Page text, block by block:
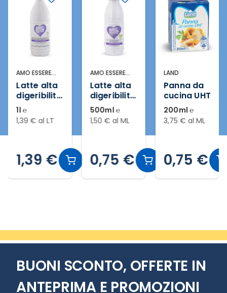
AMO ESSERE
SENZA
LATTOSIO
Latte alta
digeribilità
microfiltra
to e
pastorizza
lattosio
1l ℮
1,39 € al LT
1,39 €
AMO ESSERE
SENZA
LATTOSIO
Latte alta
digeribilità
scremato
UHT a
lunga
lattosio
500ml ℮
1,50 € al ML
0,75 €
LAND
Panna da
cucina UHT
200ml ℮
3,75 € al ML
0,75 €
BUONI SCONTO, OFFERTE IN
ANTEPRIMA E PROMOZIONI